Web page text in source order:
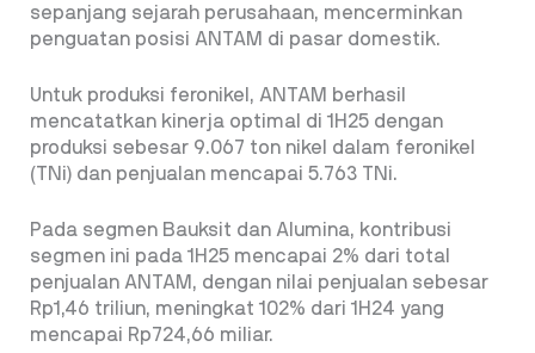
sepanjang sejarah perusahaan, mencerminkan
penguatan posisi ANTAM di pasar domestik.
Untuk produksi feronikel, ANTAM berhasil
mencatatkan kinerja optimal di 1H25 dengan
produksi sebesar 9.067 ton nikel dalam feronikel
(TNi) dan penjualan mencapai 5.763 TNi.
Pada segmen Bauksit dan Alumina, kontribusi
segmen ini pada 1H25 mencapai 2% dari total
penjualan ANTAM, dengan nilai penjualan sebesar
Rp1,46 triliun, meningkat 102% dari 1H24 yang
mencapai Rp724,66 miliar.